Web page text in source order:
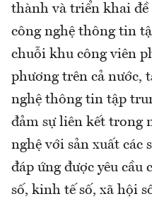
thành và triển khai đề
công nghệ thông tin
chuỗi khu công viên
phương trên cả nước,
nghệ thông tin tập
đảm sự liên kết trong
nghệ với sản xuất các
đáp ứng được yêu
số, kinh tế số, xã hội